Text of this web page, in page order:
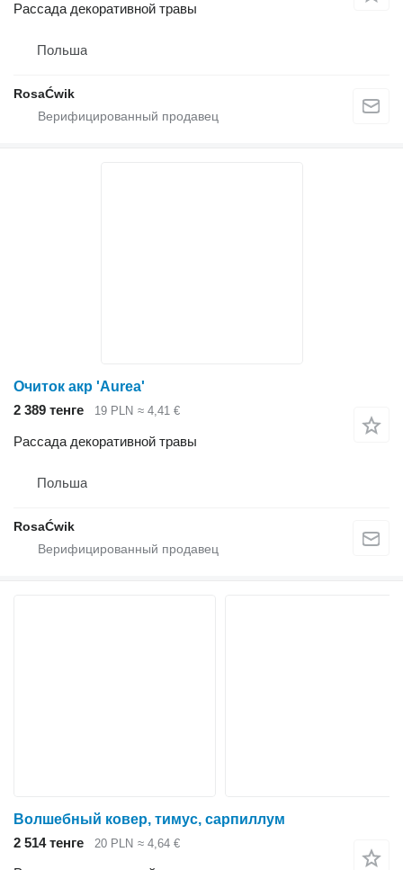
Рассада декоративной травы
Польша
RosaĆwik
Очиток акр 'Aurea'
2 389 тенге
19 PLN ≈ 4,41 €
Рассада декоративной травы
Польша
RosaĆwik
Волшебный ковер, тимус, сарпиллум
2 514 тенге
20 PLN ≈ 4,64 €